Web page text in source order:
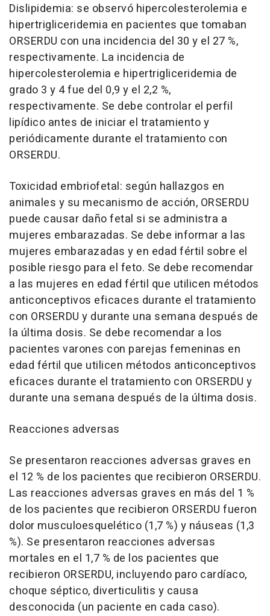
Dislipidemia: se observó hipercolesterolemia e
hipertrigliceridemia en pacientes que tomaban
ORSERDU con una incidencia del 30 y el 27 %,
respectivamente. La incidencia de
hipercolesterolemia e hipertrigliceridemia de
grado 3 y 4 fue del 0,9 y el 2,2 %,
respectivamente. Se debe controlar el perfil
lipídico antes de iniciar el tratamiento y
periódicamente durante el tratamiento con
ORSERDU.
Toxicidad embriofetal: según hallazgos en
animales y su mecanismo de acción, ORSERDU
puede causar daño fetal si se administra a
mujeres embarazadas. Se debe informar a las
mujeres embarazadas y en edad fértil sobre el
posible riesgo para el feto. Se debe recomendar
a las mujeres en edad fértil que utilicen métodos
anticonceptivos eficaces durante el tratamiento
con ORSERDU y durante una semana después de
la última dosis. Se debe recomendar a los
pacientes varones con parejas femeninas en
edad fértil que utilicen métodos anticonceptivos
eficaces durante el tratamiento con ORSERDU y
durante una semana después de la última dosis.
Reacciones adversas
Se presentaron reacciones adversas graves en
el 12 % de los pacientes que recibieron ORSERDU.
Las reacciones adversas graves en más del 1 %
de los pacientes que recibieron ORSERDU fueron
dolor musculoesquelético (1,7 %) y náuseas (1,3
%). Se presentaron reacciones adversas
mortales en el 1,7 % de los pacientes que
recibieron ORSERDU, incluyendo paro cardíaco,
choque séptico, diverticulitis y causa
desconocida (un paciente en cada caso).